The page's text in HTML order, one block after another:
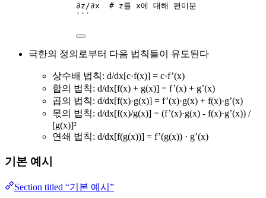
∂z/∂x  # z를 x에 대해 편미분
```
극한의 정의로부터 다음 법칙들이 유도된다
상수배 법칙: d/dx[c·f(x)] = c·f’(x)
합의 법칙: d/dx[f(x) + g(x)] = f’(x) + g’(x)
곱의 법칙: d/dx[f(x)·g(x)] = f’(x)·g(x) + f(x)·g’(x)
몫의 법칙: d/dx[f(x)/g(x)] = (f’(x)·g(x) - f(x)·g’(x)) /
[g(x)]²
연쇄 법칙: d/dx[f(g(x))] = f’(g(x)) · g’(x)
기본 예시
Section titled “기본 예시”